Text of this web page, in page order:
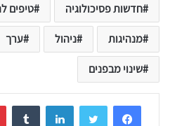
חדשות פסיכולוגיה טיפים
מנהיגות ניהול ערך
שינוי מבפנים
LinkedIn